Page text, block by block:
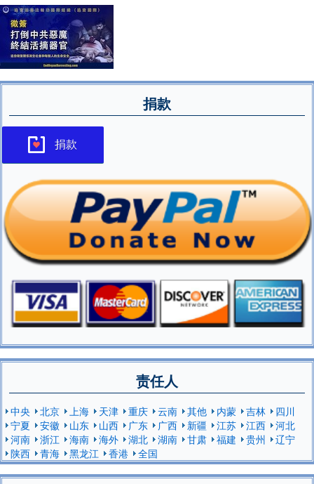
捐款
捐款
责任人
中央 北京 上海 天津 重庆 云南 其他 内蒙 吉林
四川
宁夏
安徽 山东 山西 广东 广西 新疆 江苏 江西
河北
河南
浙江 海南 海外 湖北 湖南 甘肃 福建 贵州
辽宁
陕西
青海 黑龙江 香港 全国